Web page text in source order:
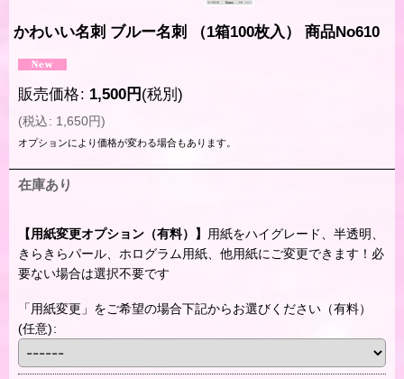
かわいい名刺 ブルー名刺 （1箱100枚入） 商品No610
販売価格: 1,500円 (税別)
(税込: 1,650円)
オプションにより価格が変わる場合もあります。
在庫あり
【用紙変更オプション（有料）】 用紙をハイグレード、半透明、
きらきらパール、ホログラム用紙、他用紙にご変更できます！必
要ない場合は選択不要です
「用紙変更」をご希望の場合下記からお選びください（有料）
(任意):